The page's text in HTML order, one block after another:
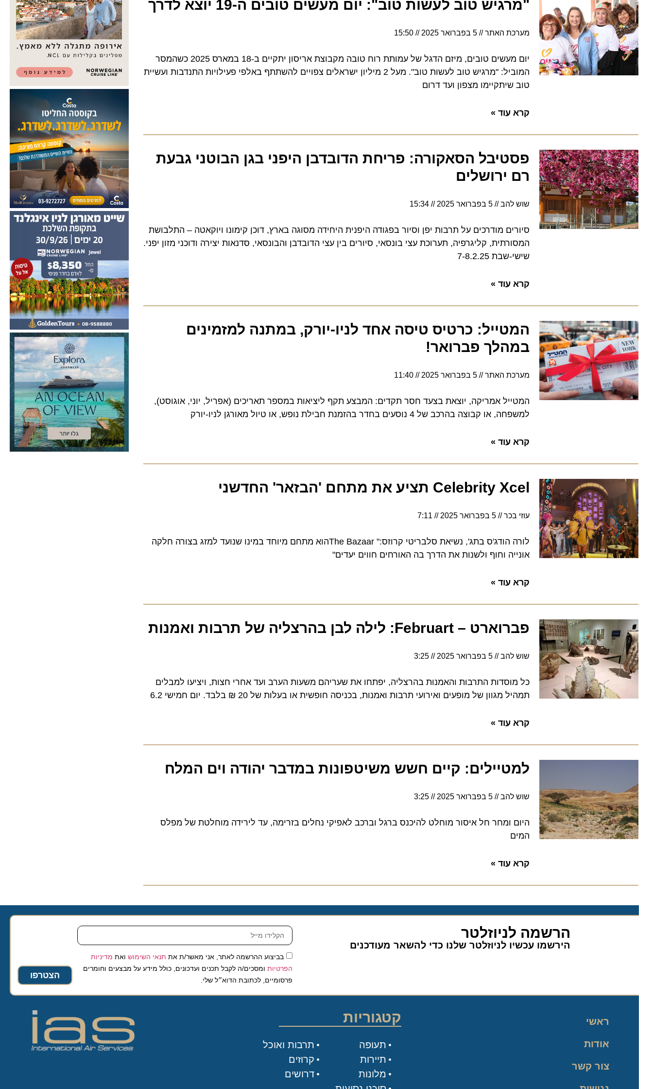
"מרגיש טוב לעשות טוב": יום מעשים טובים ה-19 יוצא לדרך
מערכת האתר 5 בפברואר 2025 15:50
יום מעשים טובים, מיזם הדגל של עמותת רוח טובה מקבוצת אריסון יתקיים ב-18 במארס 2025 כשהמסר
המוביל: "מרגיש טוב לעשות טוב". מעל 2 מיליון ישראלים צפויים להשתתף באלפי פעילויות התנדבות ועשיית
טוב שיתקיימו מצפון ועד דרום
קרא עוד »
פסטיבל הסאקורה: פריחת הדובדבן היפני בגן הבוטני גבעת
רם ירושלים
שוש להב 5 בפברואר 2025 15:34
סיורים מודרכים על תרבות יפן וסיור בפגודה היפנית היחידה מסוגה בארץ, דוכן קימונו ויוקאטה – התלבושת
המסורתית, קליגרפיה, תערוכת עצי בונסאי, סיורים בין עצי הדובדבן והבונסאי, סדנאות יצירה ודוכני מזון יפני.
שישי-שבת 7-8.2.25
קרא עוד »
המטייל: כרטיס טיסה אחד לניו-יורק, במתנה למזמינים
במהלך פברואר!
מערכת האתר 5 בפברואר 2025 11:40
המטייל אמריקה, יוצאת בצעד חסר תקדים: המבצע תקף ליציאות במספר תאריכים (אפריל, יוני, אוגוסט),
למשפחה, או קבוצה בהרכב של 4 נוסעים בחדר בהזמנת חבילת נופש, או טיול מאורגן לניו-יורק
קרא עוד »
Celebrity Xcel תציע את מתחם 'הבזאר' החדשני
עוזי בכר 5 בפברואר 2025 7:11
לורה הודג'ס בתג', נשיאת סלבריטי קרוזס:" The Bazaarהוא מתחם מיוחד במינו שנועד למזג בצורה חלקה
אונייה וחוף ולשנות את הדרך בה האורחים חווים יעדים"
קרא עוד »
פברוארט – Februart: לילה לבן בהרצליה של תרבות ואמנות
שוש להב 5 בפברואר 2025 3:25
כל מוסדות התרבות והאמנות בהרצליה, יפתחו את שעריהם משעות הערב ועד אחרי חצות, ויציעו למבלים
תמהיל מגוון של מופעים ואירועי תרבות ואמנות, בכניסה חופשית או בעלות של 20 ₪ בלבד. יום חמישי 6.2
קרא עוד »
למטיילים: קיים חשש משיטפונות במדבר יהודה וים המלח
שוש להב 5 בפברואר 2025 3:25
היום ומחר חל איסור מוחלט להיכנס ברגל וברכב לאפיקי נחלים בזרימה, עד לירידה מוחלטת של מפלס
המים
קרא עוד »
הרשמה לניוזלטר
הירשמו עכשיו לניוזלטר שלנו כדי להשאר מעודכנים
בביצוע ההרשמה לאתר, אני מאשר/ת אתתנאי השימושואת מדיניות
הפרטיותומסכים/ה לקבל תכנים ועדכונים, כולל מידע על מבצעים וחומרים
פרסומיים, לכתובת הדוא״ל שלי.
הצטרפו
ראשי
אודות
צור קשר
קטגוריות
תעופה
תיירות
מלונות
תרבות ואוכל
קרוזים
דרושים